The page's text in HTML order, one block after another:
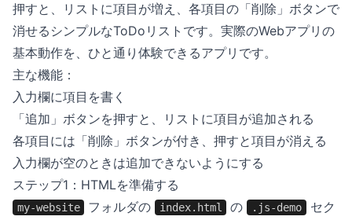
押すと、リストに項目が増え、各項目の「削除」ボタンで
消せるシンプルなToDoリストです。実際のWebアプリの
基本動作を、ひと通り体験できるアプリです。
主な機能：
入力欄に項目を書く
「追加」ボタンを押すと、リストに項目が追加される
各項目には「削除」ボタンが付き、押すと項目が消える
入力欄が空のときは追加できないようにする
ステップ1：HTMLを準備する
my-website フォルダの index.html の .js-demo セク